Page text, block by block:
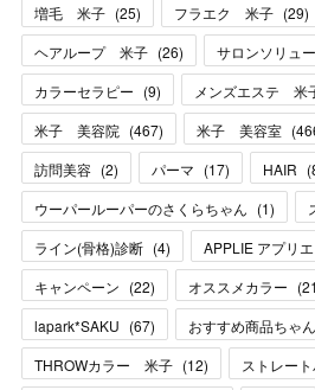
増毛 米子 (25) フラエク 米子 (29)
ヘアループ 米子 (26) サロンソリュ
カラーセラピー (9) メンズエステ 米
米子 美容院 (467) 米子 美容室 (
訪問美容 (2) パーマ (17) HAIR (
ウーパールーパーのさくらちゃん (1)
ライン(骨格)診断 (4) APPLIE アプリ
キャンペーン (22) オススメカラー (
lapark*SAKU (67) おすすめ商品ちゃん
THROWカラー 米子 (12) ストレー